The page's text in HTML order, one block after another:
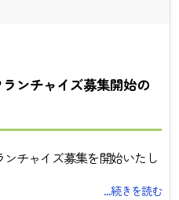
ンチャイズ募集開始の
チャイズ募集を開始いたし
...続きを読む